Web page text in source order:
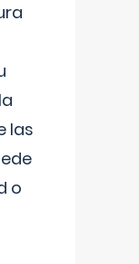
las
o